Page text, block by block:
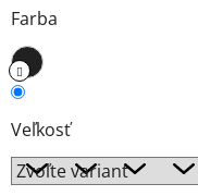
Farba
Veľkosť